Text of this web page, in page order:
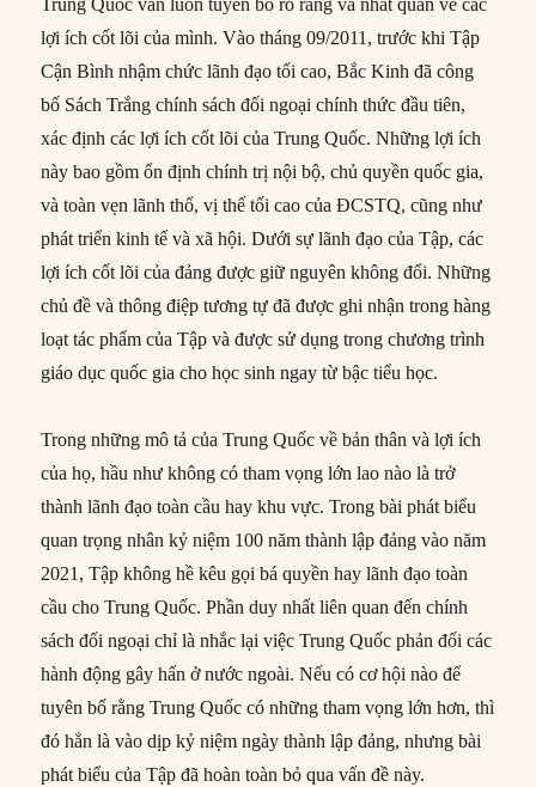
Trung Quốc vẫn luôn tuyên bố rõ ràng và nhất quán về các
lợi ích cốt lõi của mình. Vào tháng 09/2011, trước khi Tập
Cận Bình nhậm chức lãnh đạo tối cao, Bắc Kinh đã công
bố Sách Trắng chính sách đối ngoại chính thức đầu tiên,
xác định các lợi ích cốt lõi của Trung Quốc. Những lợi ích
này bao gồm ổn định chính trị nội bộ, chủ quyền quốc gia,
và toàn vẹn lãnh thổ, vị thế tối cao của ĐCSTQ, cũng như
phát triển kinh tế và xã hội. Dưới sự lãnh đạo của Tập, các
lợi ích cốt lõi của đảng được giữ nguyên không đổi. Những
chủ đề và thông điệp tương tự đã được ghi nhận trong hàng
loạt tác phẩm của Tập và được sử dụng trong chương trình
giáo dục quốc gia cho học sinh ngay từ bậc tiểu học.
Trong những mô tả của Trung Quốc về bản thân và lợi ích
của họ, hầu như không có tham vọng lớn lao nào là trở
thành lãnh đạo toàn cầu hay khu vực. Trong bài phát biểu
quan trọng nhân kỷ niệm 100 năm thành lập đảng vào năm
2021, Tập không hề kêu gọi bá quyền hay lãnh đạo toàn
cầu cho Trung Quốc. Phần duy nhất liên quan đến chính
sách đối ngoại chỉ là nhắc lại việc Trung Quốc phản đối các
hành động gây hấn ở nước ngoài. Nếu có cơ hội nào để
tuyên bố rằng Trung Quốc có những tham vọng lớn hơn, thì
đó hẳn là vào dịp kỷ niệm ngày thành lập đảng, nhưng bài
phát biểu của Tập đã hoàn toàn bỏ qua vấn đề này.